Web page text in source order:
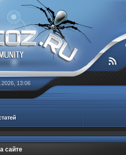
13:06
сайте